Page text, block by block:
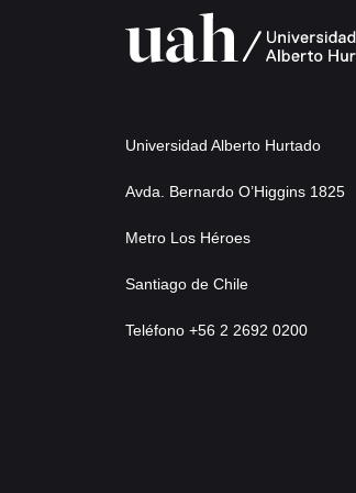
Universidad Alberto Hurtado
Avda. Bernardo O’Higgins 1825
Metro Los Héroes
Santiago de Chile
Teléfono +56 2 2692 0200